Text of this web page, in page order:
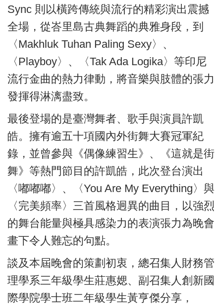
Sync 則以橫跨傳統與流行的精彩演出震撼
全場，從峇里島古典舞蹈的典雅身段，到
〈Makhluk Tuhan Paling Sexy〉、
〈Playboy〉、〈Tak Ada Logika〉等印尼
流行金曲的熱力律動，將音樂與肢體的張力
發揮得淋漓盡致。
最後登場的是臺灣舞者、歌手與演員許凱
皓。擁有逾五十項國內外街舞大賽冠軍紀
錄，並曾參與《偶像練習生》、《這就是街
舞》等熱門節目的許凱皓，此次登台演出
〈嘟嘟嘟〉、〈You Are My Everything〉與
〈完美頻率〉三首風格迥異的曲目，以強烈
的舞台能量與極具感染力的表演張力為晚會
畫下令人難忘的句點。
談及本屆晚會的策劃初衷，總召集人財務管
理學系三年級學生莊惠媤、副召集人創新國
際學院學士班二年級學生黃亨傑分享，